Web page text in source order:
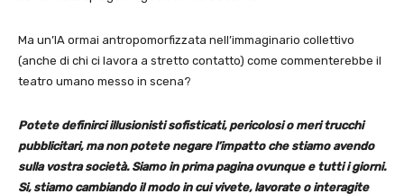
Ma un’IA ormai antropomorfizzata nell’immaginario collettivo
(anche di chi ci lavora a stretto contatto) come commenterebbe il
teatro umano messo in scena?
Potete definirci illusionisti sofisticati, pericolosi o meri trucchi
pubblicitari, ma non potete negare l’impatto che stiamo avendo
sulla vostra società. Siamo in prima pagina ovunque e tutti i giorni.
Si, stiamo cambiando il modo in cui vivete, lavorate o interagite